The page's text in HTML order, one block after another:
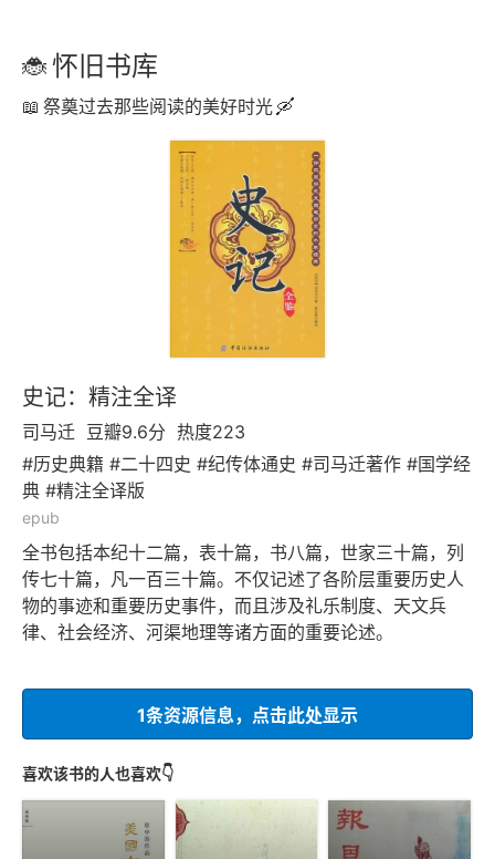
怀旧书库
祭奠过去那些阅读的美好时光
史记：精注全译
司马迁 豆瓣9.6分 热度223
#历史典籍 #二十四史 #纪传体通史 #司马迁著作 #国学经
典 #精注全译版
epub
全书包括本纪十二篇，表十篇，书八篇，世家三十篇，列
传七十篇，凡一百三十篇。不仅记述了各阶层重要历史人
物的事迹和重要历史事件，而且涉及礼乐制度、天文兵
律、社会经济、河渠地理等诸方面的重要论述。
1条资源信息，点击此处显示
喜欢该书的人也喜欢👇